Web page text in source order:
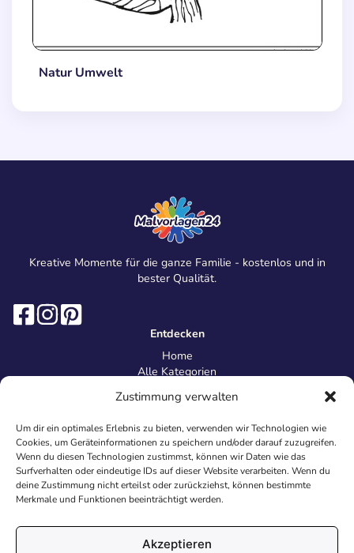
Zustimmung verwalten
Um dir ein optimales Erlebnis zu bieten, verwenden wir Technologien wie
Cookies, um Geräteinformationen zu speichern und/oder darauf zuzugreifen.
Wenn du diesen Technologien zustimmst, können wir Daten wie das
Surfverhalten oder eindeutige IDs auf dieser Website verarbeiten. Wenn du
deine Zustimmung nicht erteilst oder zurückziehst, können bestimmte
Merkmale und Funktionen beeinträchtigt werden.
Akzeptieren
Natur Umwelt
Kreative Momente für die ganze Familie - kostenlos und in
bester Qualität.
Entdecken
Home
Alle Kategorien
Information
Über uns
Kontakt
Inhaltsrichtlinien
Recht & Datenschutz
Impressum
AGB
Cookies